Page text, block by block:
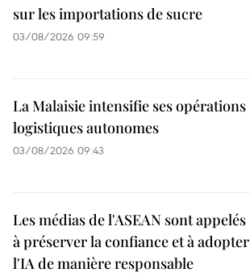
sur les importations de sucre
03/08/2026 09:59
La Malaisie intensifie ses opérations
logistiques autonomes
03/08/2026 09:43
Les médias de l'ASEAN sont appelés
à préserver la confiance et à adopter
l'IA de manière responsable